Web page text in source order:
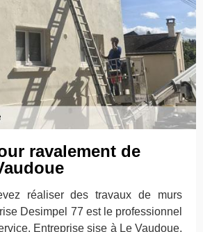
ravalement de
réaliser des travaux de murs
Desimpel 77 est le professionnel
Entreprise sise à Le Vaudoue,